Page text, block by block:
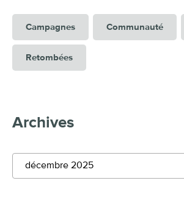
Campagnes Communauté
Retombées
Archives
décembre 2025